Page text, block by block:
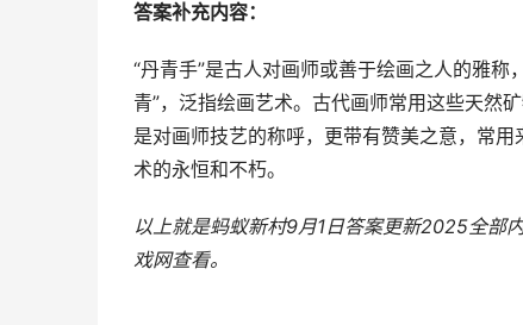
答案补充内容：
“丹青手”是古人对画师或善于绘画之人的雅称
青”，泛指绘画艺术。古代画师常用这些天然
是对画师技艺的称呼，更带有赞美之意，常
术的永恒和不朽。
以上就是蚂蚁新村9月1日答案更新2025全部
戏网查看。